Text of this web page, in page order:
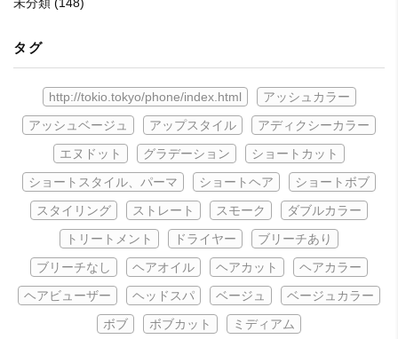
タグ
http://tokio.tokyo/phone/index.html
アッシュカラー
アッシュベージュ
アップスタイル
アディクシーカラー
エヌドット
グラデーション
ショートカット
ショートスタイル、パーマ
ショートヘア
ショートボブ
スタイリング
ストレート スモーク
ダブルカラー
トリートメント
ドライヤー
ブリーチあり
ブリーチなし
ヘアオイル ヘアカット
ヘアカラー
ヘアビューザー
ヘッドスパ ベージュ
ベージュカラー
ボブ
ボブカット
ミディアム